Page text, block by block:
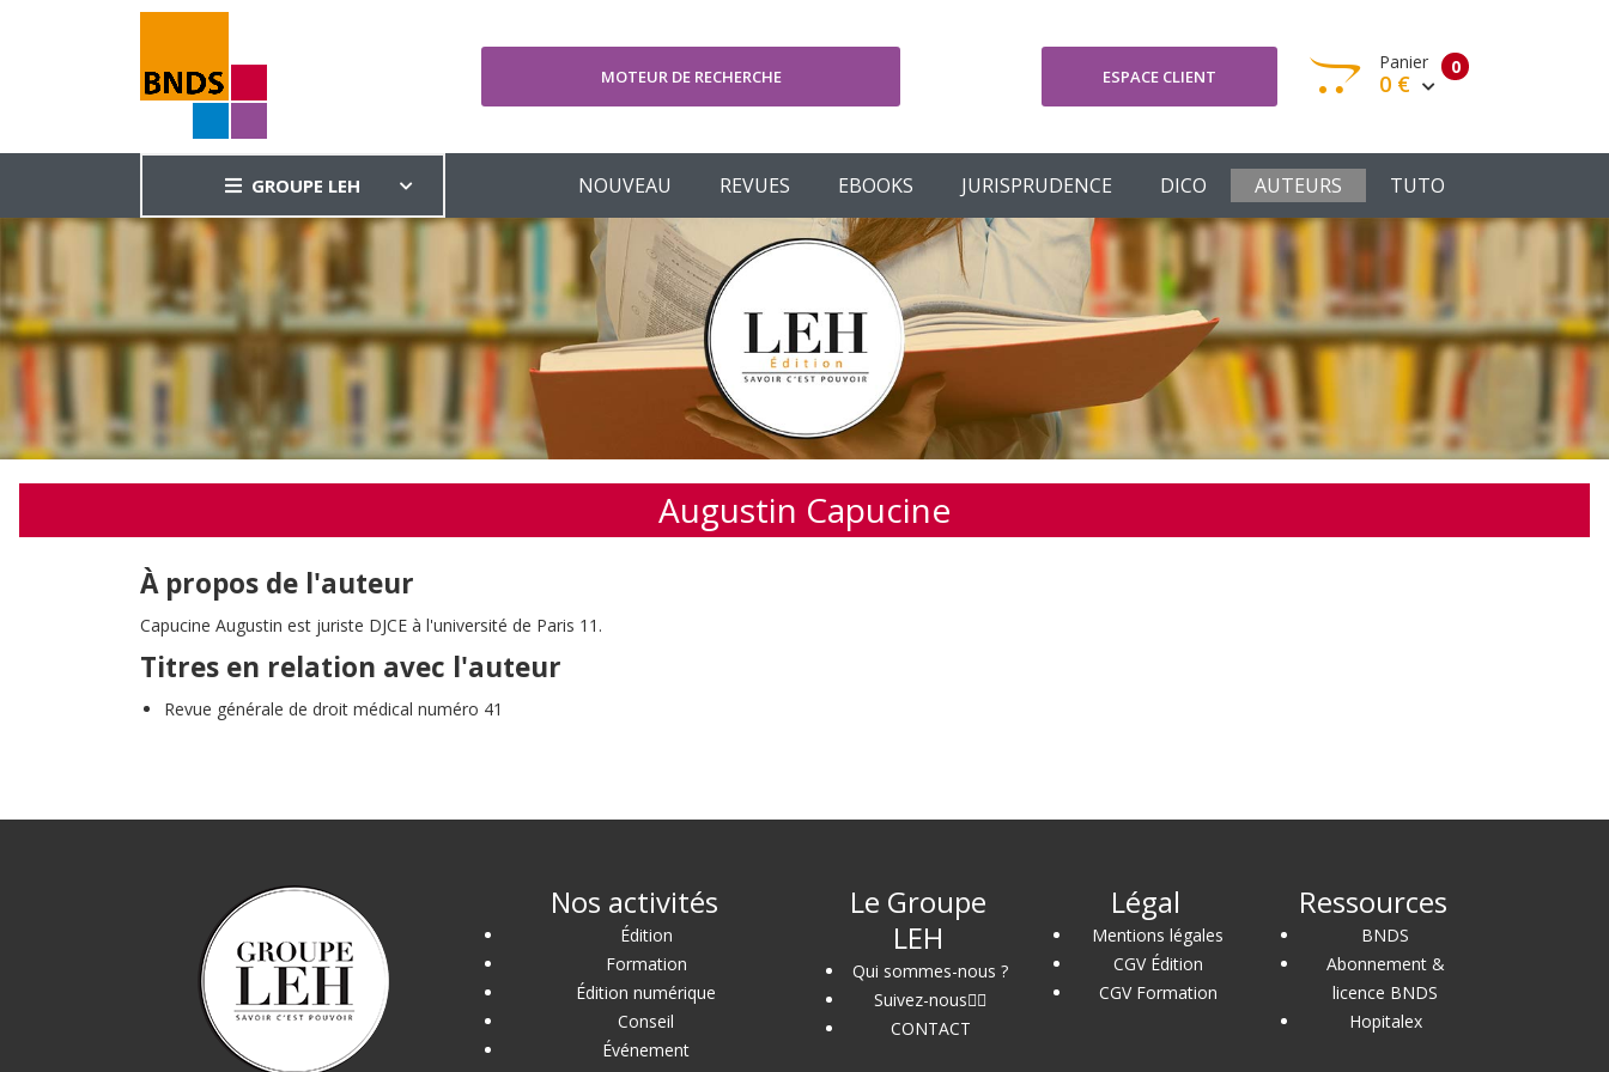
MOTEUR DE RECHERCHE ESPACE CLIENT 0
Panier
0 €
Votre panier est vide
Votre Panier Commander
GROUPE LEH NOUVEAU REVUES EBOOKS JURISPRUDENCE DICO AUTEURS TUTO
Augustin Capucine
À propos de l'auteur
Capucine Augustin est juriste DJCE à l'université de Paris 11.
Titres en relation avec l'auteur
Revue générale de droit médical numéro 41
Nos activités
Édition
Formation
Édition numérique
Conseil
Événement
Le Groupe
LEH
Qui sommes-nous ?
Suivez-nous
CONTACT
Légal
Mentions légales
CGV Édition
CGV Formation
Ressources
BNDS
Abonnement &
licence BNDS
Hopitalex